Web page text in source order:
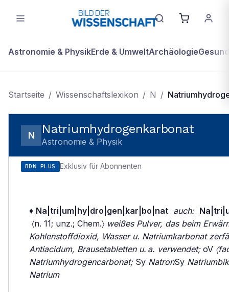
Astronomie & PhysikErde & UmweltArchäologie
Startseite / Wissenschaftslexikon / N /
N Natriumhydrogenkarbonat
Astronomie & Physik
BDW PLUS Exklusiv für Abonnenten
♦ Na|tri|um|hy|dro|gen|kar|bo|nat auch:
〈n. 11; unz.; Chem.〉 weißes Pulver, das beim
Kohlenstoffdioxid, Wasser u. Natriumkarbonat
Antiacidum, Brausetabletten u. a. verwendet;oV
Natriumhydrogencarbonat;Sy NatronSy
Natrium